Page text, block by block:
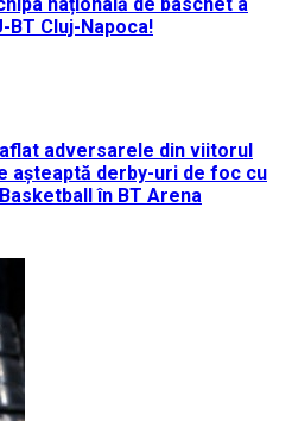
BT Cluj-Napoca!
adversarele din viitorul
așteaptă derby-uri de foc cu
în BT Arena